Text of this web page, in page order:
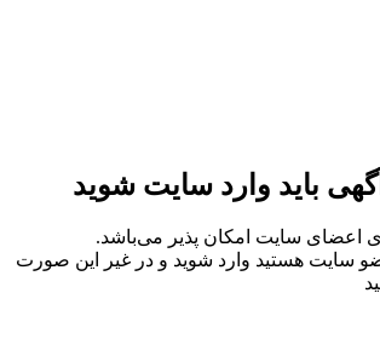
باید وارد سایت شوید
اعضای سایت امکان پذیر می‌باشد.
سایت هستید وارد شوید و در غیر این صورت